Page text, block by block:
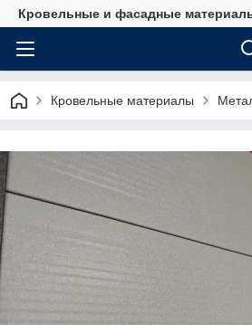
Кровельные и фасадные
Кровельные материалы